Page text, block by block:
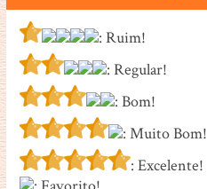
: Ruim!
: Regular!
: Bom!
: Muito Bom!
: Excelente!